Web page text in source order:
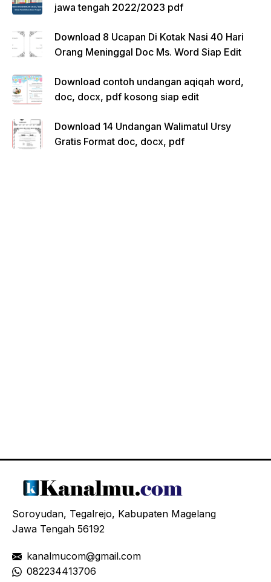
jawa tengah 2022/2023 pdf
Download 8 Ucapan Di Kotak Nasi 40 Hari
Orang Meninggal Doc Ms. Word Siap Edit
Download contoh undangan aqiqah word,
doc, docx, pdf kosong siap edit
Download 14 Undangan Walimatul Ursy
Gratis Format doc, docx, pdf
Soroyudan, Tegalrejo, Kabupaten Magelang
Jawa Tengah 56192
kanalmucom@gmail.com
082234413706